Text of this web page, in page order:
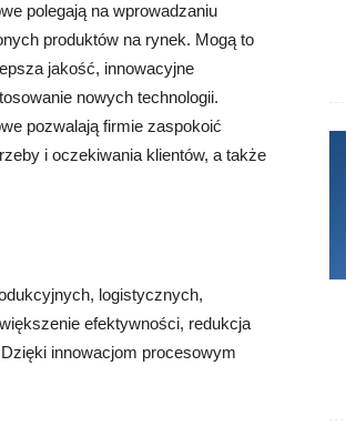
polegają na wprowadzaniu
produktów na rynek. Mogą to
jakość, innowacyjne
nowych technologii.
pozwalają firmie zaspokoić
i oczekiwania klientów, a także
logistycznych,
efektywności, redukcja
innowacjom procesowym